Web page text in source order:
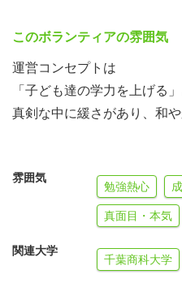
このボランティアの雰囲気
運営コンセプトは
「子ども達の学力を上げる
真剣な中に緩さがあり、和や
雰囲気
勉強熱心
真面目・本気
関連大学
千葉商科大学